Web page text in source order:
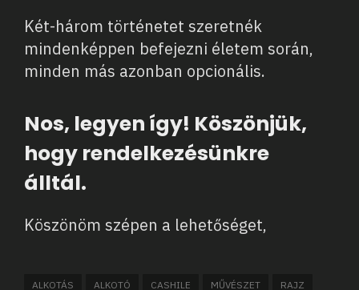
Két-három történetet szeretnék
mindenképpen befejezni életem során,
minden más azonban opcionális.
Nos, legyen így! Köszönjük,
hogy rendelkezésünkre
álltál.
Köszönöm szépen a lehetőséget,
ALKOTÁS ALKOTÓ CASHILE MŰVÉSZET RAJZ